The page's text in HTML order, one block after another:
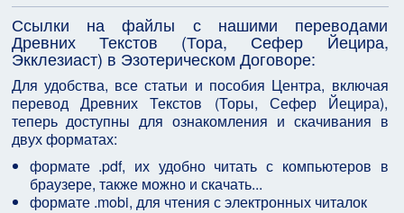
Ссылки на файлы с нашими переводами
Древних Текстов (Тора, Сефер Йецира,
Экклезиаст) в Эзотерическом Договоре:
Для удобства, все статьи и пособия Центра, включая
перевод Древних Текстов (Торы, Сефер Йецира),
теперь доступны для ознакомления и скачивания в
двух форматах:
формате .pdf, их удобно читать с компьютеров в
браузере, также можно и скачать...
формате .mobi, для чтения с электронных читалок